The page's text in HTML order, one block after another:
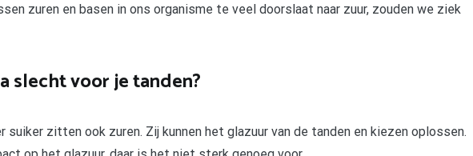
zuren en basen in ons organisme te veel doorslaat naar zuur, zouden we ziek
slecht voor je tanden?
suiker zitten ook zuren. Zij kunnen het glazuur van de tanden en kiezen oplossen.